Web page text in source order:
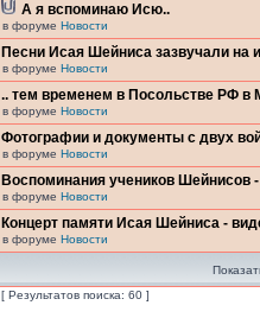
А я вспоминаю Исю..
в форуме Новости
Песни Исая Шейниса зазвучали на
в форуме Новости
.. тем временем в Посольстве РФ в
в форуме Новости
Фотографии и документы с двух
в форуме Новости
Воспоминания учеников Шейнисов
в форуме Новости
Концерт памяти Исая Шейниса -
в форуме Новости
[ Результатов поиска: 60 ]